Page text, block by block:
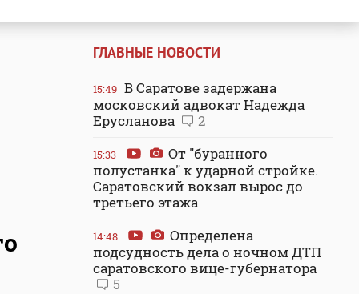
ГЛАВНЫЕ НОВОСТИ
15:49 В Саратове задержана
московский адвокат Надежда
Ерусланова
2
15:33
От "буранного
полустанка" к ударной стройке.
Саратовский вокзал вырос до
третьего этажа
14:48
Определена
подсудность дела о ночном ДТП
саратовского вице-губернатора
5